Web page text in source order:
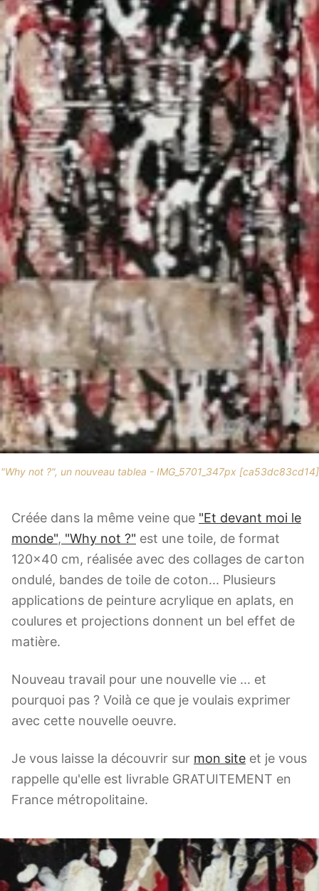
"Why not ?", un nouveau tablea - IMG_5701_347px [ca53dc83cd14]
Créée dans la même veine que "Et devant moi le
monde", "Why not ?" est une toile, de format
120x40 cm, réalisée avec des collages de carton
ondulé, bandes de toile de coton... Plusieurs
applications de peinture acrylique en aplats, en
coulures et projections donnent un bel effet de
matière.
Nouveau travail pour une nouvelle vie ... et
pourquoi pas ? Voilà ce que je voulais exprimer
avec cette nouvelle oeuvre.
Je vous laisse la découvrir sur mon site et je vous
rappelle qu'elle est livrable GRATUITEMENT en
France métropolitaine.